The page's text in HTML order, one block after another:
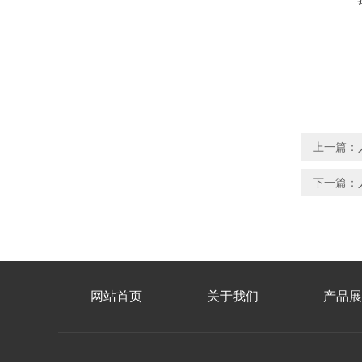
上一篇：
下一篇：
网站首页 关于我们 产品